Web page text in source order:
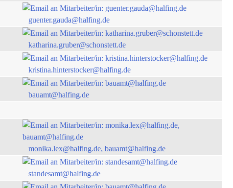
guenter.gauda@halfing.de
katharina.gruber@schonstett.de
kristina.hinterstocker@halfing.de
bauamt@halfing.de
monika.lex@halfing.de, bauamt@halfing.de
standesamt@halfing.de